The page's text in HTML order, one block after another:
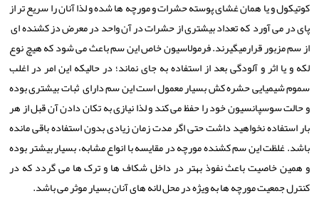
کوتیکول و یا همان غشای پوسته حشرات و مورچه ها شده و لذا آنان را سریع تر از
پای در می آورد که تعداد بیشتری از حشرات در آن واحد در معرض دز کشنده ای
از سم مزبور قرارمیگیرند. فرمولاسیون خاص این سم باعث می شود که هیچ نوع
لکه و یا اثر و آلودگی بعد از استفاده به جای نماند؛ در حالیکه این امر در اغلب
سموم شیمیایی حشره کش بسیار معمول است این سم دارای ثبات بیشتری بوده
و حالت سوسپانسیون خود را حفظ می کند و لذا نیازی به تکان دادن آن قبل از هر
بار استفاده نخواهید داشت حتی اگر مدت زمان زیادی بدون استفاده باقی مانده
باشد. غلظت این سم کشنده مورچه در مقایسه با انواع مشابه، بسیار بیشتر بوده
و همین خاصیت باعث نفوذ بهتر در داخل شکاف ها و ترک ها می گردد که در
کنترل جمعیت مورچه ها به ویژه در محل لانه های آنان بسیار موثر می باشد.